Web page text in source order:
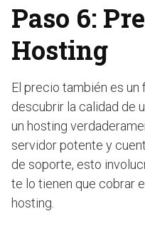
Paso 6:
Hosting
El precio también es
descubrir la calidad de
un hosting
servidor potente y
de soporte, esto
te lo tienen que cobrar
hosting.